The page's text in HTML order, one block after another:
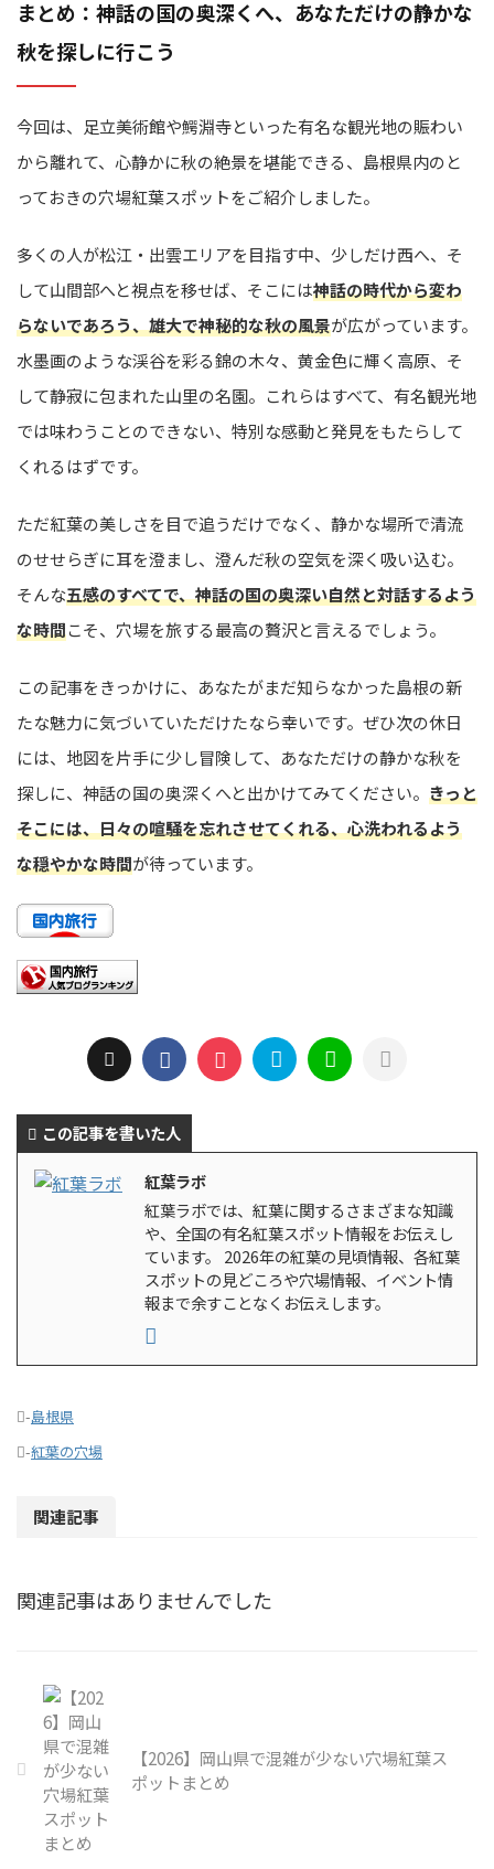
まとめ：神話の国の奥深くへ、あなただけの静かな
秋を探しに行こう
今回は、足立美術館や鰐淵寺といった有名な観光地の賑わい
から離れて、心静かに秋の絶景を堪能できる、島根県内のと
っておきの穴場紅葉スポットをご紹介しました。
多くの人が松江・出雲エリアを目指す中、少しだけ西へ、そ
して山間部へと視点を移せば、そこには神話の時代から変わ
らないであろう、雄大で神秘的な秋の風景が広がっています。
水墨画のような渓谷を彩る錦の木々、黄金色に輝く高原、そ
して静寂に包まれた山里の名園。これらはすべて、有名観光地
では味わうことのできない、特別な感動と発見をもたらして
くれるはずです。
ただ紅葉の美しさを目で追うだけでなく、静かな場所で清流
のせせらぎに耳を澄まし、澄んだ秋の空気を深く吸い込む。
そんな五感のすべてで、神話の国の奥深い自然と対話するよう
な時間こそ、穴場を旅する最高の贅沢と言えるでしょう。
この記事をきっかけに、あなたがまだ知らなかった島根の新
たな魅力に気づいていただけたなら幸いです。ぜひ次の休日
には、地図を片手に少し冒険して、あなただけの静かな秋を
探しに、神話の国の奥深くへと出かけてみてください。 きっと
そこには、日々の喧騒を忘れさせてくれる、心洗われるよう
な穏やかな時間が待っています。
この記事を書いた人
紅葉ラボ
紅葉ラボでは、紅葉に関するさまざまな知識
や、全国の有名紅葉スポット情報をお伝えし
ています。 2026年の紅葉の見頃情報、各紅葉
スポットの見どころや穴場情報、イベント情
報まで余すことなくお伝えします。
-島根県
-紅葉の穴場
関連記事
関連記事はありませんでした
【2026】岡山県で混雑が少ない穴場紅葉ス
ポットまとめ